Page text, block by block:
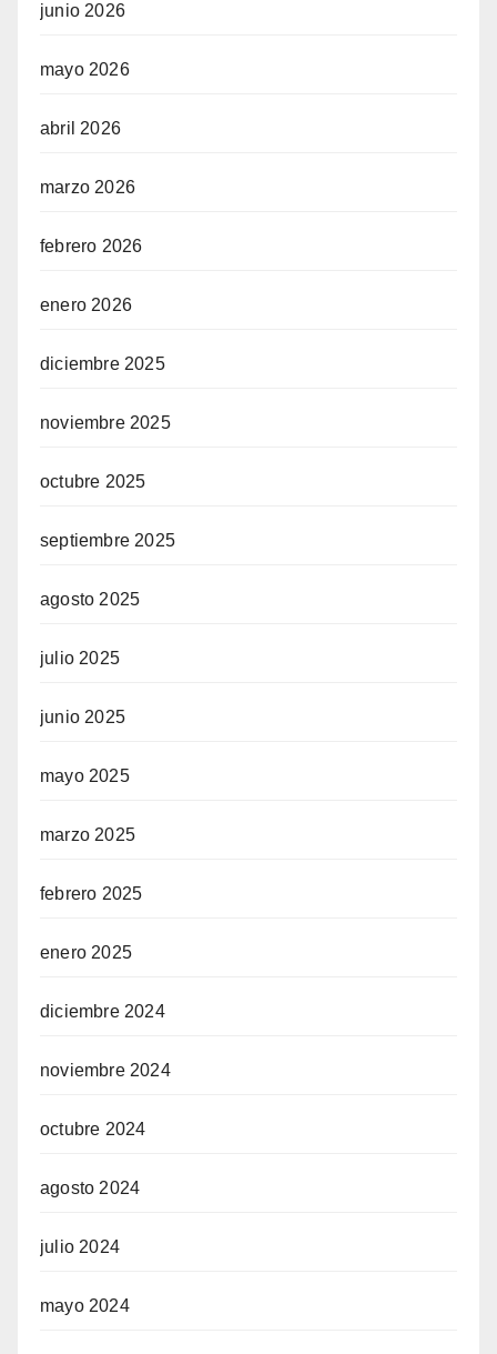
junio 2026
mayo 2026
abril 2026
marzo 2026
febrero 2026
enero 2026
diciembre 2025
noviembre 2025
octubre 2025
septiembre 2025
agosto 2025
julio 2025
junio 2025
mayo 2025
marzo 2025
febrero 2025
enero 2025
diciembre 2024
noviembre 2024
octubre 2024
agosto 2024
julio 2024
mayo 2024